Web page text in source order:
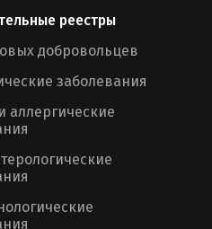
реестры
добровольцев
заболевания
аллергические